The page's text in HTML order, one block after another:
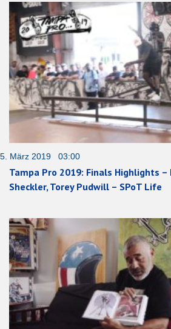
5. März 2019 03:00
Tampa Pro 2019: Finals Highlights –
Sheckler, Torey Pudwill – SPoT Life